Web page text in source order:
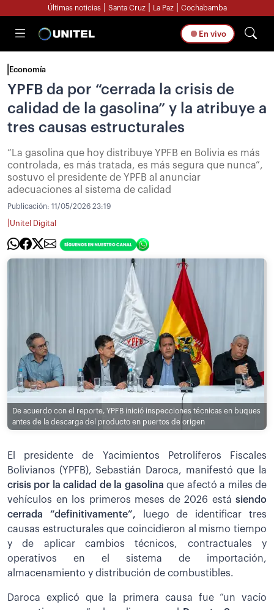
Últimas noticias Santa Cruz La Paz Cochabamba
En vivo
Economía
YPFB da por “cerrada la crisis de
calidad de la gasolina” y la atribuye a
tres causas estructurales
“La gasolina que hoy distribuye YPFB en Bolivia es más
controlada, es más tratada, es más segura que nunca”,
sostuvo el presidente de YPFB al anunciar
adecuaciones al sistema de calidad
Publicación: 11/05/2026 23:19
Unitel Digital
De acuerdo con el reporte, YPFB inició inspecciones técnicas en buques
antes de la descarga del producto en puertos de origen
El presidente de Yacimientos Petrolíferos Fiscales
Bolivianos (YPFB), Sebastián Daroca, manifestó que la
crisis por la calidad de la gasolina que afectó a miles de
vehículos en los primeros meses de 2026 está siendo
cerrada “definitivamente”, luego de identificar tres
causas estructurales que coincidieron al mismo tiempo
y de aplicar cambios técnicos, contractuales y
operativos en el sistema de importación,
almacenamiento y distribución de combustibles.
Daroca explicó que la primera causa fue “un vacío